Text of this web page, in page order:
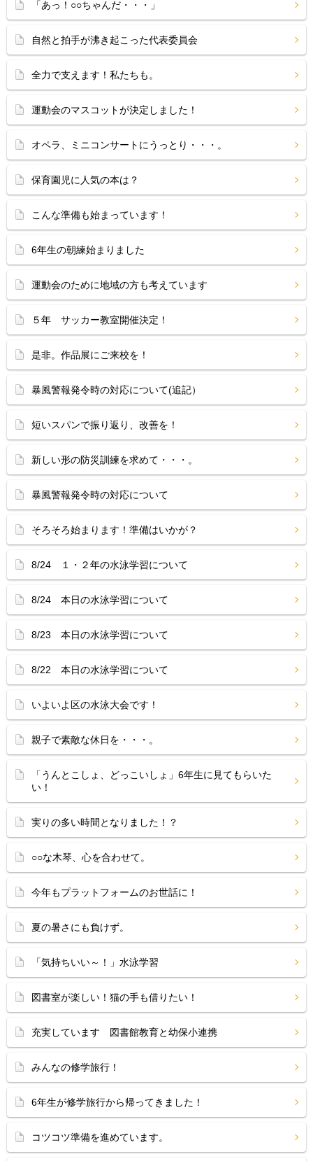
「あっ！○○ちゃんだ・・・」
自然と拍手が沸き起こった代表委員会
全力で支えます！私たちも。
運動会のマスコットが決定しました！
オペラ、ミニコンサートにうっとり・・・。
保育園児に人気の本は？
こんな準備も始まっています！
6年生の朝練始まりました
運動会のために地域の方も考えています
５年 サッカー教室開催決定！
是非。作品展にご来校を！
暴風警報発令時の対応について(追記）
短いスパンで振り返り、改善を！
新しい形の防災訓練を求めて・・・。
暴風警報発令時の対応について
そろそろ始まります！準備はいかが？
8/24 １・２年の水泳学習について
8/24 本日の水泳学習について
8/23 本日の水泳学習について
8/22 本日の水泳学習について
いよいよ区の水泳大会です！
親子で素敵な休日を・・・。
「うんとこしょ、どっこいしょ」6年生に見てもらいた
い！
実りの多い時間となりました！？
○○な木琴、心を合わせて。
今年もプラットフォームのお世話に！
夏の暑さにも負けず。
「気持ちいい～！」水泳学習
図書室が楽しい！猫の手も借りたい！
充実しています 図書館教育と幼保小連携
みんなの修学旅行！
6年生が修学旅行から帰ってきました！
コツコツ準備を進めています。